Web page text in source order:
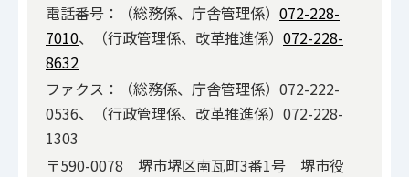
電話番号：（総務係、庁舎管理係） 072-228-
7010、（行政管理係、改革推進係） 072-228-
8632
ファクス：（総務係、庁舎管理係）072-222-
0536、（行政管理係、改革推進係）072-228-
1303
〒590-0078 堺市堺区南瓦町3番1号 堺市役